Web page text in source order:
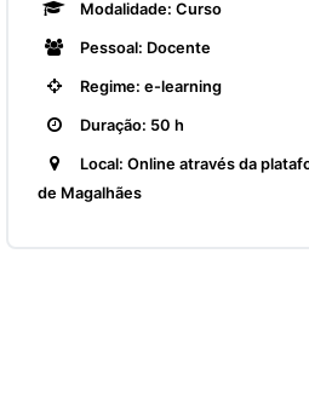
Modalidade: Curso
Pessoal: Docente
Regime: e-learning
Duração: 50 h
Local: Online através da
de Magalhães